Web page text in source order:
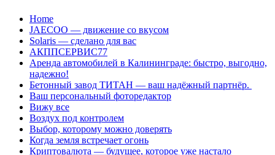
Перейти
содержанию
Home
JAECOO — движение со вкусом
Solaris — сделано для вас
АКППСЕРВИС77
Аренда автомобилей в Калининграде: быстро, выгодно,
надежно!
Бетонный завод ТИТАН — ваш надёжный партнёр.
Ваш персональный фоторедактор
Вижу все
Воздух под контролем
Выбор, которому можно доверять
Когда земля встречает огонь
Криптовалюта — будущее, которое уже настало